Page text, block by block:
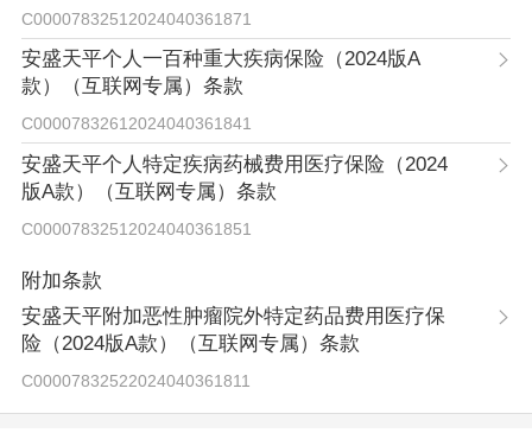
C00007832512024040361871
安盛天平个人一百种重大疾病保险（2024版A
款）（互联网专属）条款
C00007832612024040361841
安盛天平个人特定疾病药械费用医疗保险（2024
版A款）（互联网专属）条款
C00007832512024040361851
附加条款
安盛天平附加恶性肿瘤院外特定药品费用医疗保
险（2024版A款）（互联网专属）条款
C00007832522024040361811